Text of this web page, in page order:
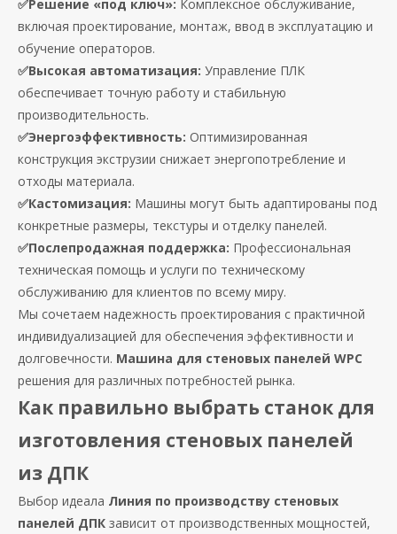
✅Решение «под ключ»: Комплексное обслуживание,
включая проектирование, монтаж, ввод в эксплуатацию и
обучение операторов.
✅Высокая автоматизация: Управление ПЛК
обеспечивает точную работу и стабильную
производительность.
✅Энергоэффективность: Оптимизированная
конструкция экструзии снижает энергопотребление и
отходы материала.
✅Кастомизация: Машины могут быть адаптированы под
конкретные размеры, текстуры и отделку панелей.
✅Послепродажная поддержка: Профессиональная
техническая помощь и услуги по техническому
обслуживанию для клиентов по всему миру.
Мы сочетаем надежность проектирования с практичной
индивидуализацией для обеспечения эффективности и
долговечности. Машина для стеновых панелей WPC
решения для различных потребностей рынка.
Как правильно выбрать станок для
изготовления стеновых панелей
из ДПК
Выбор идеала Линия по производству стеновых
панелей ДПК зависит от производственных мощностей,